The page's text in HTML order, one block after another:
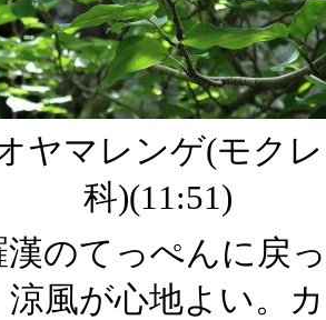
ヤマレンゲ(モク
科)(11:51)
漢のてっぺんに戻
涼風が心地よい。